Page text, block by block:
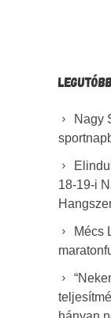
Nagy
18-19-i
Mécs